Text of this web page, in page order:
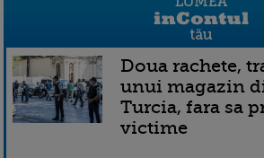
Doua rachete,
unui magazin
Turcia, fara sa
victime